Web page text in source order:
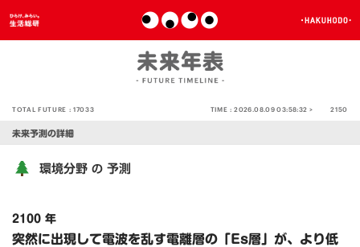
TOTAL FUTURE :17033 TIME :2026.08.09 03:58:32 > 2150
未来予測の詳細
環境分野 の 予測
2100 年
突然に出現して電波を乱す電離層の「Es層」が、より低